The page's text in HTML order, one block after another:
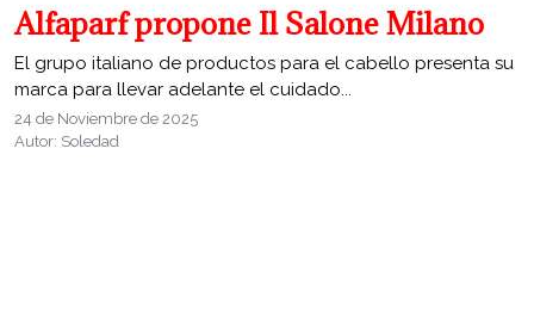
Alfaparf propone Il Salone Milano
El grupo italiano de productos para el cabello presenta su
marca para llevar adelante el cuidado...
24 de Noviembre de 2025
Autor: Soledad